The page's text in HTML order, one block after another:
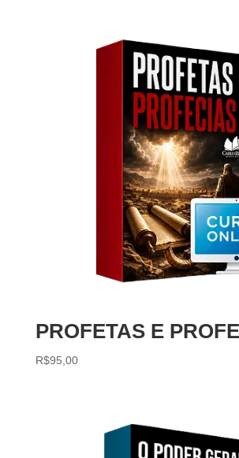
PROFETAS E
R$95,00